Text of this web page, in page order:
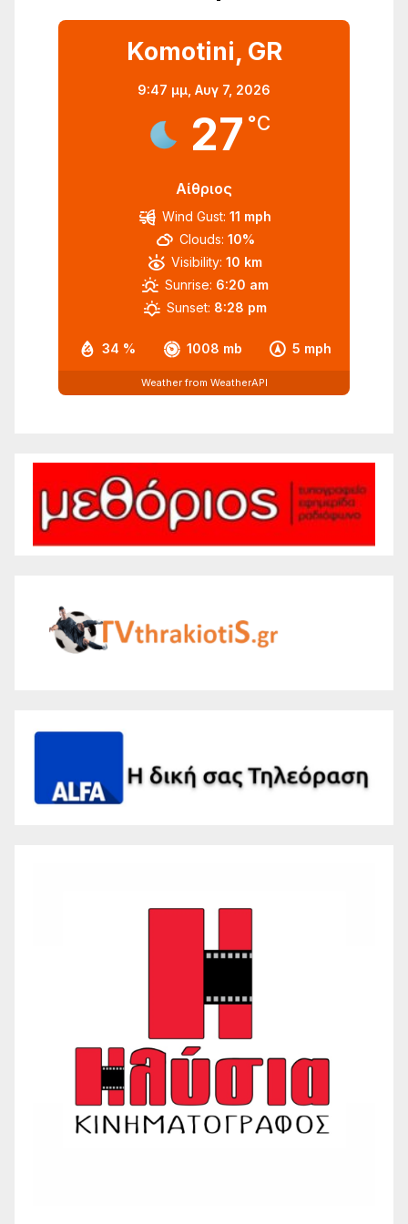
Komotini, GR
9:47 μμ, Αυγ 7, 2026
27 °C
Αίθριος
34 % 1008 mb 5 mph
Wind Gust: 11 mph
Clouds: 10%
Visibility: 10 km
Sunrise: 6:20 am
Sunset: 8:28 pm
Weather from WeatherAPI